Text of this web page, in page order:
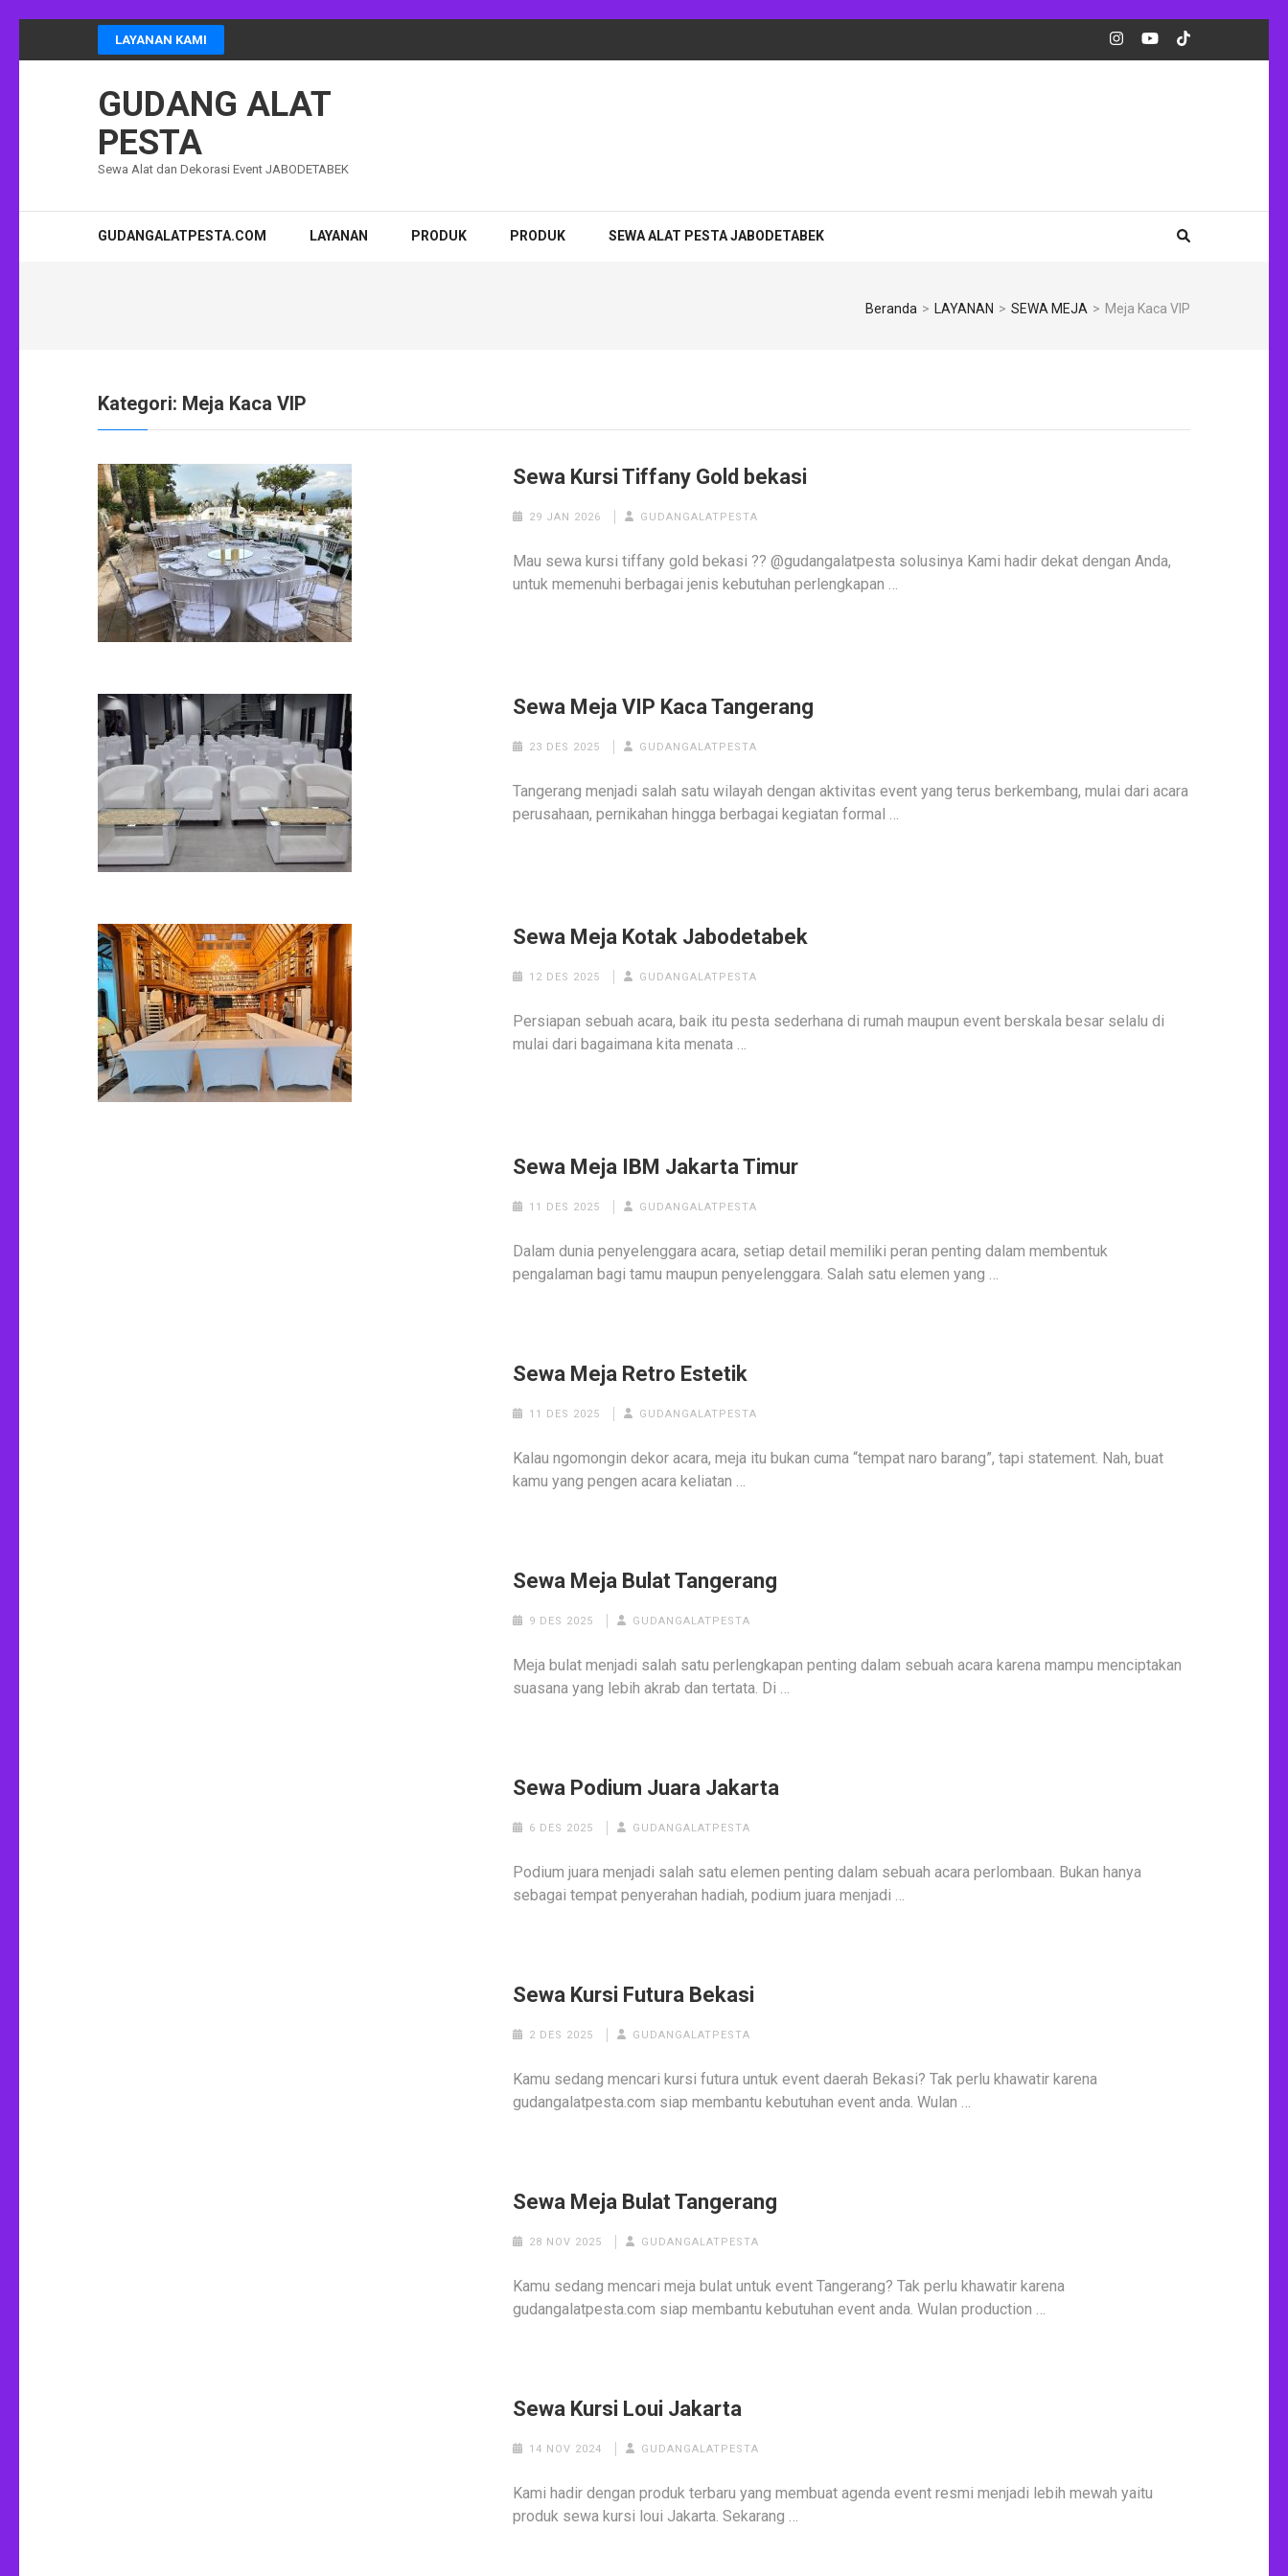
LAYANAN KAMI
GUDANG ALAT
PESTA
Sewa Alat dan Dekorasi Event JABODETABEK
GUDANGALATPESTA.COM LAYANAN PRODUK PRODUK SEWA ALAT PESTA JABODETABEK
Beranda > LAYANAN > SEWA MEJA > Meja Kaca VIP
Kategori: Meja Kaca VIP
Sewa Kursi Tiffany Gold bekasi
29 JAN 2026 GUDANGALATPESTA
Mau sewa kursi tiffany gold bekasi ?? @gudangalatpesta solusinya Kami hadir dekat dengan Anda,
untuk memenuhi berbagai jenis kebutuhan perlengkapan …
Sewa Meja VIP Kaca Tangerang
23 DES 2025 GUDANGALATPESTA
Tangerang menjadi salah satu wilayah dengan aktivitas event yang terus berkembang, mulai dari acara
perusahaan, pernikahan hingga berbagai kegiatan formal …
Sewa Meja Kotak Jabodetabek
12 DES 2025 GUDANGALATPESTA
Persiapan sebuah acara, baik itu pesta sederhana di rumah maupun event berskala besar selalu di
mulai dari bagaimana kita menata …
Sewa Meja IBM Jakarta Timur
11 DES 2025 GUDANGALATPESTA
Dalam dunia penyelenggara acara, setiap detail memiliki peran penting dalam membentuk
pengalaman bagi tamu maupun penyelenggara. Salah satu elemen yang …
Sewa Meja Retro Estetik
11 DES 2025 GUDANGALATPESTA
Kalau ngomongin dekor acara, meja itu bukan cuma “tempat naro barang”, tapi statement. Nah, buat
kamu yang pengen acara keliatan …
Sewa Meja Bulat Tangerang
9 DES 2025 GUDANGALATPESTA
Meja bulat menjadi salah satu perlengkapan penting dalam sebuah acara karena mampu menciptakan
suasana yang lebih akrab dan tertata. Di …
Sewa Podium Juara Jakarta
6 DES 2025 GUDANGALATPESTA
Podium juara menjadi salah satu elemen penting dalam sebuah acara perlombaan. Bukan hanya
sebagai tempat penyerahan hadiah, podium juara menjadi …
Sewa Kursi Futura Bekasi
2 DES 2025 GUDANGALATPESTA
Kamu sedang mencari kursi futura untuk event daerah Bekasi? Tak perlu khawatir karena
gudangalatpesta.com siap membantu kebutuhan event anda. Wulan …
Sewa Meja Bulat Tangerang
28 NOV 2025 GUDANGALATPESTA
Kamu sedang mencari meja bulat untuk event Tangerang? Tak perlu khawatir karena
gudangalatpesta.com siap membantu kebutuhan event anda. Wulan production …
Sewa Kursi Loui Jakarta
14 NOV 2024 GUDANGALATPESTA
Kami hadir dengan produk terbaru yang membuat agenda event resmi menjadi lebih mewah yaitu
produk sewa kursi loui Jakarta. Sekarang …